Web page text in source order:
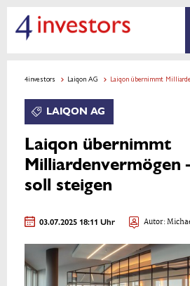
4investors Laiqon AG Laiqon übernimmt
LAIQON AG
Laiqon übernimmt
Milliardenvermögen
soll steigen
03.07.2025 18:11 Uhr Autor: